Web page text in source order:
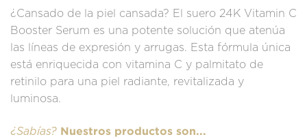
¿Cansado de la piel cansada? El suero 24K Vitamin C
Booster Serum es una potente solución que atenúa
las líneas de expresión y arrugas. Esta fórmula única
está enriquecida con vitamina C y palmitato de
retinilo para una piel radiante, revitalizada y
luminosa.
¿Sabías? Nuestros productos son...